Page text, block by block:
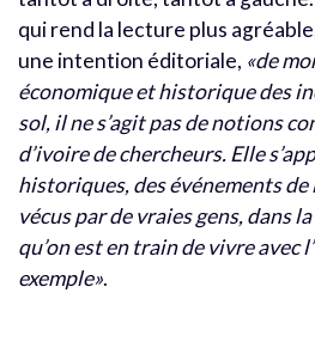
qui rend la lecture plus
une intention éditoriale, «de
économique et historique des
sol, il ne s’agit pas de notions
d’ivoire de chercheurs. Elle
historiques, des événements
vécus par de vraies gens, dans
qu’on est en train de vivre avec
exemple».